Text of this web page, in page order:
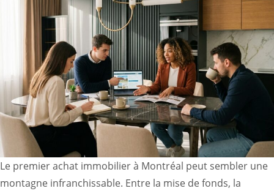
Le premier achat immobilier à Montréal peut sembler une
montagne infranchissable. Entre la mise de fonds, la